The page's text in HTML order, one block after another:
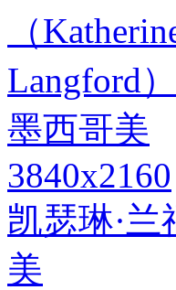
3840x2160
凯瑟琳·兰
美